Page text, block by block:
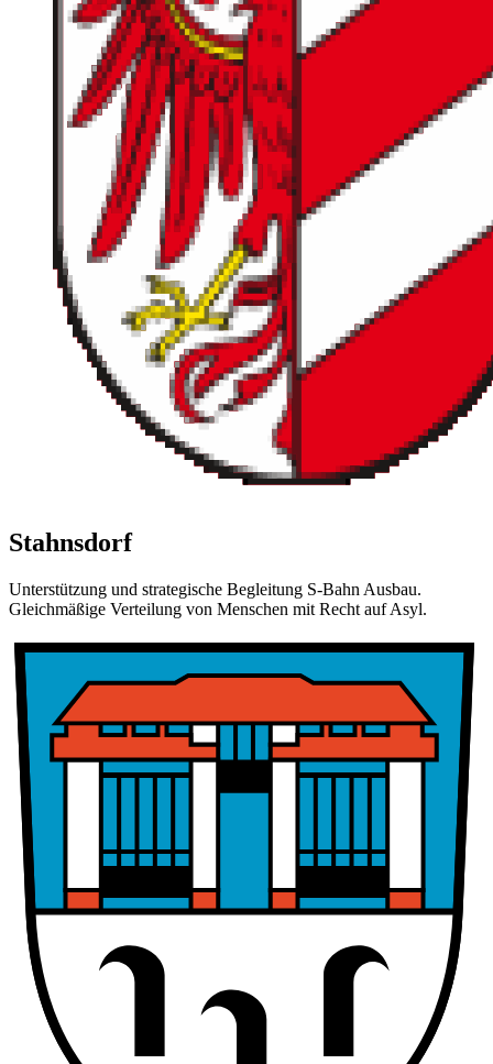
Stahnsdorf
Unterstützung und strategische Begleitung S-Bahn Ausbau.
Gleichmäßige Verteilung von Menschen mit Recht auf Asyl.